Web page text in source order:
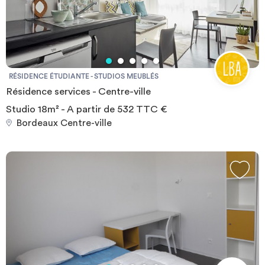
rangement, chevet…) Accès: 5 minutes de la gare St Jean
Desservie par la ligne de tram C et D (arrêt Tauzia) et réseaux tbm
1,11 et 15 10 minutes à pieds de la place de la victoire et des
Capucins et du tram B TOUTES CHARGES COMPRISES :
Electricité, chauffage, eau, wifi gratuit illimité
RÉSIDENCE ÉTUDIANTE - STUDIOS MEUBLÉS
Résidence services - Centre-ville
Studio 18m² - A partir de 532 TTC €
Bordeaux Centre-ville